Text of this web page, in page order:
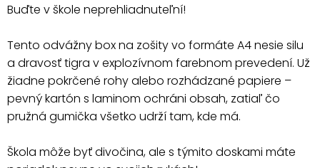
Buďte v škole neprehliadnuteľní!
Tento odvážny box na zošity vo formáte A4 nesie silu
a dravosť tigra v explozívnom farebnom prevedení. Už
žiadne pokrčené rohy alebo rozhádzané papiere –
pevný kartón s laminom ochráni obsah, zatiaľ čo
pružná gumička všetko udrží tam, kde má.
Škola môže byť divočina, ale s týmito doskami máte